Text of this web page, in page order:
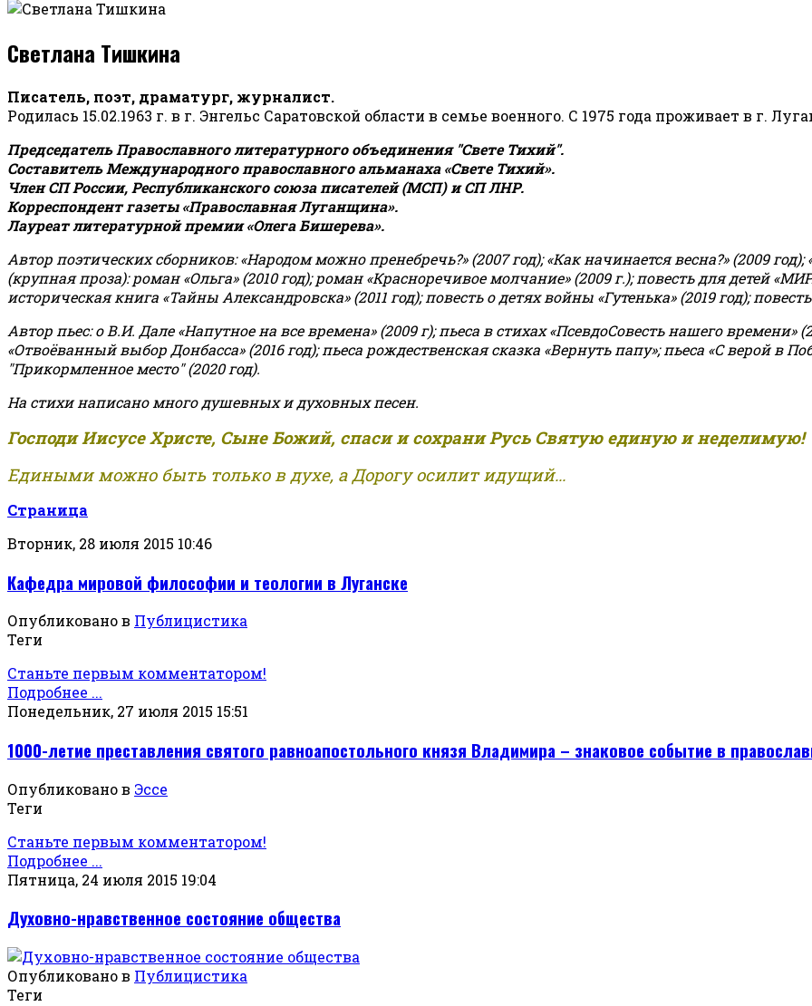
Светлана Тишкина
Писатель, поэт, драматург, журналист.
Родилась 15.02.1963 г. в г. Энгельс Саратовской области в семье военного. С 1975 года проживает в г.
Председатель Православного литературного объединения "Свете Тихий".
Составитель Международного православного альманаха «Свете Тихий».
Член СП России, Республиканского союза писателей (МСП) и СП ЛНР.
Корреспондент газеты «Православная Луганщина».
Лауреат литературной премии «Олега Бишерева».
Автор поэтических сборников: «Народом можно пренебречь?» (2007 год); «Как начинается весна?» (2009 год);
(крупная проза): роман «Ольга» (2010 год); роман «Красноречивое молчание» (2009 г.); повесть для детей
историческая книга «Тайны Александровска» (2011 год); повесть о детях войны «Гутенька» (2019 год);
Автор пьес: о В.И. Дале «Напутное на все времена» (2009 г); пьеса в стихах «ПсевдоСовесть нашего времени»
«Отвоёванный выбор Донбасса» (2016 год); пьеса рождественская сказка «Вернуть папу»; пьеса «С верой в
"Прикормленное место" (2020 год).
На стихи написано много душевных и духовных песен.
Господи Иисусе Христе, Сыне Божий, спаси и сохрани Русь Святую единую и неделимую!
Едиными можно быть только в духе, а Дорогу осилит идущий...
Страница
Вторник, 28 июля 2015 10:46
Кафедра мировой философии и теологии в Луганске
Опубликовано в Публицистика
Теги
Станьте первым комментатором!
Подробнее ...
Понедельник, 27 июля 2015 15:51
1000-летие преставления святого равноапостольного князя Владимира – знаковое событие в
Опубликовано в Эссе
Теги
Станьте первым комментатором!
Подробнее ...
Пятница, 24 июля 2015 19:04
Духовно-нравственное состояние общества
Опубликовано в Публицистика
Теги